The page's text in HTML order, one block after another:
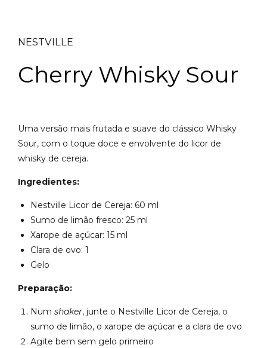
NESTVILLE
Cherry Whisky Sour
Uma versão mais frutada e suave do clássico Whisky
Sour, com o toque doce e envolvente do licor de
whisky de cereja.
Ingredientes:
Nestville Licor de Cereja: 60 ml
Sumo de limão fresco: 25 ml
Xarope de açúcar: 15 ml
Clara de ovo: 1
Gelo
Preparação:
Num shaker, junte o Nestville Licor de Cereja, o
sumo de limão, o xarope de açúcar e a clara de ovo
Agite bem sem gelo primeiro